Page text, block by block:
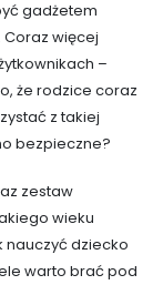
gadżetem
Coraz więcej
–
że rodzice coraz
z takiej
bezpieczne?
zestaw
wieku
nauczyć dziecko
warto brać pod